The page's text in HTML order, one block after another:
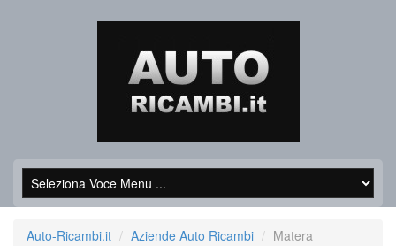
Auto-Ricambi.it Aziende Auto Ricambi Matera